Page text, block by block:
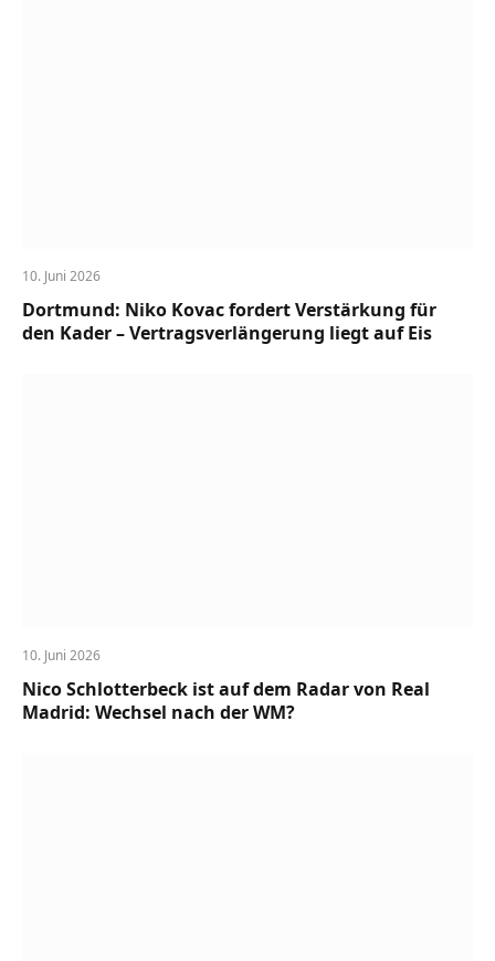
10. Juni 2026
Dortmund: Niko Kovac fordert Verstärkung für
den Kader – Vertragsverlängerung liegt auf Eis
10. Juni 2026
Nico Schlotterbeck ist auf dem Radar von Real
Madrid: Wechsel nach der WM?